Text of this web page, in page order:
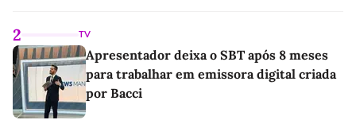
2 TV
Apresentador deixa o SBT após 8 meses
para trabalhar em emissora digital criada
por Bacci